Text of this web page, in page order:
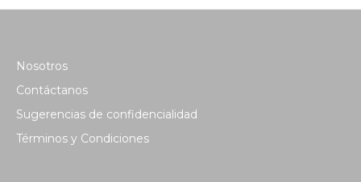
Nosotros
Contáctanos
Sugerencias de confidencialidad
Términos y Condiciones